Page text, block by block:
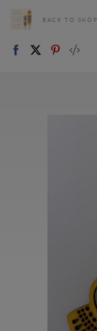
BACK TO SHOP